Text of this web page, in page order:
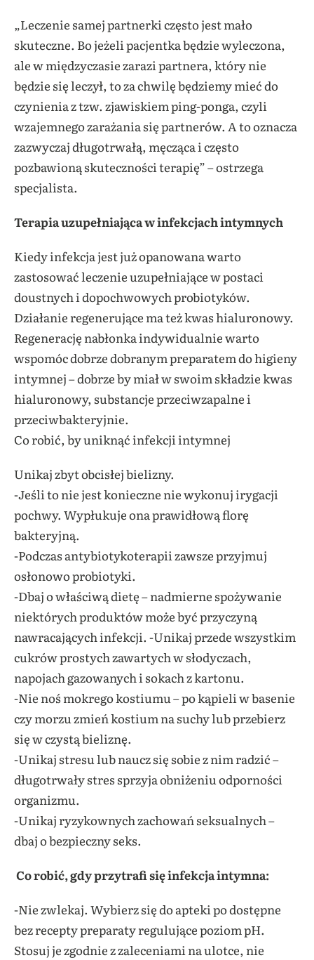
„Leczenie samej partnerki często jest mało
skuteczne. Bo jeżeli pacjentka będzie wyleczona,
ale w międzyczasie zarazi partnera, który nie
będzie się leczył, to za chwilę będziemy mieć do
czynienia z tzw. zjawiskiem ping-ponga, czyli
wzajemnego zarażania się partnerów. A to oznacza
zazwyczaj długotrwałą, męcząca i często
pozbawioną skuteczności terapię” – ostrzega
specjalista.
Terapia uzupełniająca w infekcjach intymnych
Kiedy infekcja jest już opanowana warto
zastosować leczenie uzupełniające w postaci
doustnych i dopochwowych probiotyków.
Działanie regenerujące ma też kwas hialuronowy.
Regenerację nabłonka indywidualnie warto
wspomóc dobrze dobranym preparatem do higieny
intymnej – dobrze by miał w swoim składzie kwas
hialuronowy, substancje przeciwzapalne i
przeciwbakteryjnie.
Co robić, by uniknąć infekcji intymnej
Unikaj zbyt obcisłej bielizny.
-Jeśli to nie jest konieczne nie wykonuj irygacji
pochwy. Wypłukuje ona prawidłową florę
bakteryjną.
-Podczas antybiotykoterapii zawsze przyjmuj
osłonowo probiotyki.
-Dbaj o właściwą dietę – nadmierne spożywanie
niektórych produktów może być przyczyną
nawracających infekcji. -Unikaj przede wszystkim
cukrów prostych zawartych w słodyczach,
napojach gazowanych i sokach z kartonu.
-Nie noś mokrego kostiumu – po kąpieli w basenie
czy morzu zmień kostium na suchy lub przebierz
się w czystą bieliznę.
-Unikaj stresu lub naucz się sobie z nim radzić –
długotrwały stres sprzyja obniżeniu odporności
organizmu.
-Unikaj ryzykownych zachowań seksualnych –
dbaj o bezpieczny seks.
Co robić, gdy przytrafi się infekcja intymna:
-Nie zwlekaj. Wybierz się do apteki po dostępne
bez recepty preparaty regulujące poziom pH.
Stosuj je zgodnie z zaleceniami na ulotce, nie